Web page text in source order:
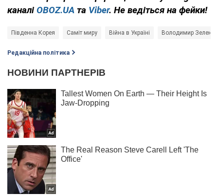
каналі OBOZ.UA та Viber. Не ведіться на фейки!
Південна Корея Саміт миру Війна в Україні Володимир
Редакційна політика